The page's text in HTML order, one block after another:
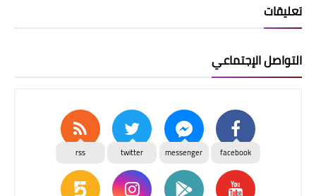
تعليقات
التواصل الإجتماعي
facebook
messenger
twitter
rss